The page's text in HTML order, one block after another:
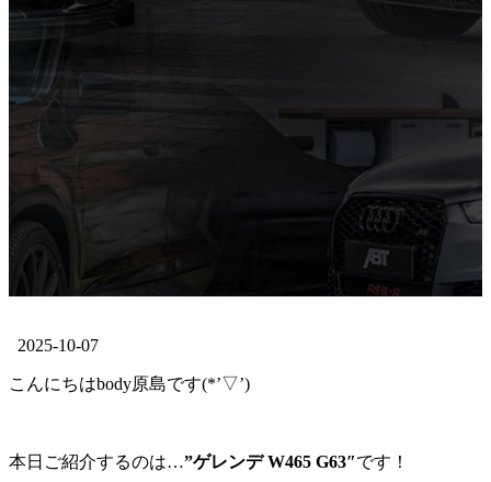
2025-10-07
こんにちはbody原島です(*’▽’)
本日ご紹介するのは…”ゲレンデ W465 G63″です！